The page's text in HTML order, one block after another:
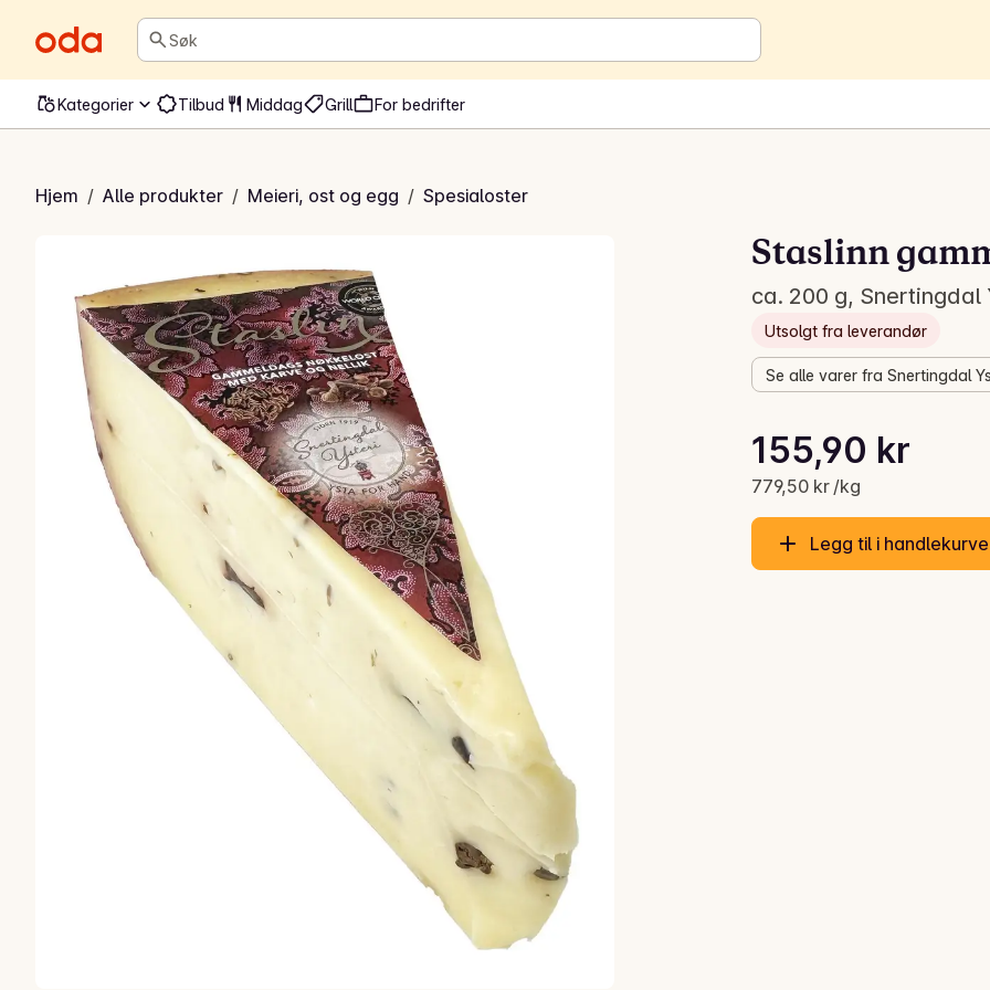
Søk
Kategorier Tilbud Middag Grill For bedrifter
Hjem / Alle produkter / Meieri, ost og egg / Spesialoster
nøkkelost
Staslinn
ca. 200 g, Snertingdal
Utsolgt fra leverandør
Se alle varer fra Snertingdal
Gjeldende pris er: 155,90 kr
155,90 kr
779,50 kr /kg
Stykkpris: 779,50 kr /kg
Legg til i